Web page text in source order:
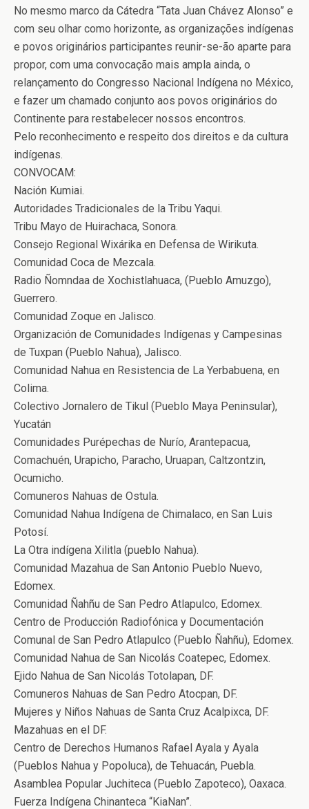
No mesmo marco da Cátedra “Tata Juan Chávez Alonso” e
com seu olhar como horizonte, as organizações indígenas
e povos originários participantes reunir-se-ão aparte para
propor, com uma convocação mais ampla ainda, o
relançamento do Congresso Nacional Indígena no México,
e fazer um chamado conjunto aos povos originários do
Continente para restabelecer nossos encontros.
Pelo reconhecimento e respeito dos direitos e da cultura
indígenas.
CONVOCAM:
Nación Kumiai.
Autoridades Tradicionales de la Tribu Yaqui.
Tribu Mayo de Huirachaca, Sonora.
Consejo Regional Wixárika en Defensa de Wirikuta.
Comunidad Coca de Mezcala.
Radio Ñomndaa de Xochistlahuaca, (Pueblo Amuzgo),
Guerrero.
Comunidad Zoque en Jalisco.
Organización de Comunidades Indígenas y Campesinas
de Tuxpan (Pueblo Nahua), Jalisco.
Comunidad Nahua en Resistencia de La Yerbabuena, en
Colima.
Colectivo Jornalero de Tikul (Pueblo Maya Peninsular),
Yucatán
Comunidades Purépechas de Nurío, Arantepacua,
Comachuén, Urapicho, Paracho, Uruapan, Caltzontzin,
Ocumicho.
Comuneros Nahuas de Ostula.
Comunidad Nahua Indígena de Chimalaco, en San Luis
Potosí.
La Otra indígena Xilitla (pueblo Nahua).
Comunidad Mazahua de San Antonio Pueblo Nuevo,
Edomex.
Comunidad Ñahñu de San Pedro Atlapulco, Edomex.
Centro de Producción Radiofónica y Documentación
Comunal de San Pedro Atlapulco (Pueblo Ñahñu), Edomex.
Comunidad Nahua de San Nicolás Coatepec, Edomex.
Ejido Nahua de San Nicolás Totolapan, DF.
Comuneros Nahuas de San Pedro Atocpan, DF.
Mujeres y Niños Nahuas de Santa Cruz Acalpixca, DF.
Mazahuas en el DF.
Centro de Derechos Humanos Rafael Ayala y Ayala
(Pueblos Nahua y Popoluca), de Tehuacán, Puebla.
Asamblea Popular Juchiteca (Pueblo Zapoteco), Oaxaca.
Fuerza Indígena Chinanteca “KiaNan”.